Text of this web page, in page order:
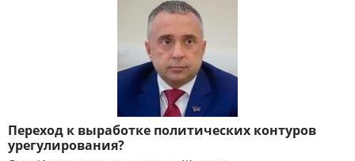
Переход к выработке политических контуров
урегулирования?